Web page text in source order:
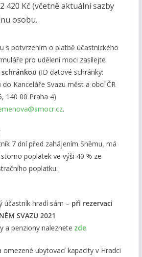
420 Kč (včetně aktuální sazby
osobu.
s potvrzením o platbě účastnického
pro udělení moci zasílejte
(ID datové schránky:
do Kanceláře Svazu měst a obcí ČR
140 00 Praha 4)
.
7 dní před zahájením Sněmu, má
poplatek ve výši 40 % ze
poplatku.
účastník hradí sám – při rezervaci
SVAZU 2021
a penziony naleznete zde.
ubytovací kapacity v Hradci